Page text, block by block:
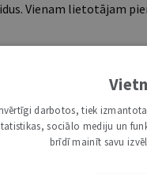
Vienam lietotājam
autoru
grāmatžurnāli
citāti, mapes
darbotos, tiek
sociālo mediju un
brīdī mainīt savu